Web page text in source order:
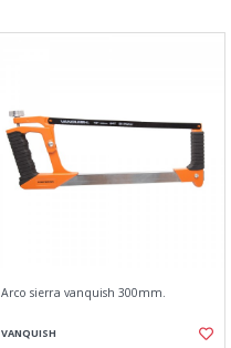
Arco sierra vanquish 300mm.
VANQUISH